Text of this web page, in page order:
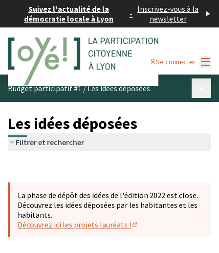
Suivez l'actualité de la
démocratie locale à Lyon
- Inscrivez-vous à la
newsletter
Se connecter
Budget participatif #1/Les idées déposées
Les idées déposées
Filtrer et rechercher
La phase de dépôt des idées de l'édition 2022 est close.
Découvrez les idées déposées par les habitantes et les
habitants.
Découvrez ici les projets lauréats !